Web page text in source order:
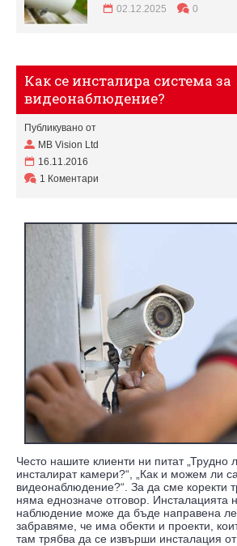
02.12.2025 0
Как се инсталира система за
видеонаблюдение?
Публикувано от
MB Vision Ltd
16.11.2016
1 Коментари
Често нашите клиенти ни питат „Трудно
инсталират камери?“, „Как и можем ли
видеонаблюдение?“. За да сме коректи
няма еднозначе отговор. Инсталацията
наблюдение може да бъде направена
забравяме, че има обекти и проекти,
там трябва да се извърши инсталация